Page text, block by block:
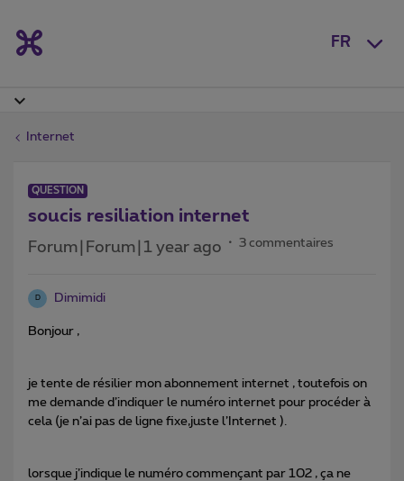
FR
Internet
QUESTION
soucis resiliation internet
Forum|Forum|1 year ago 3 commentaires
D Dimimidi
Bonjour ,
je tente de résilier mon abonnement internet , toutefois on
me demande d’indiquer le numéro internet pour procéder à
cela (je n’ai pas de ligne fixe,juste l’Internet ).
lorsque j’indique le numéro commençant par 102 , ça ne